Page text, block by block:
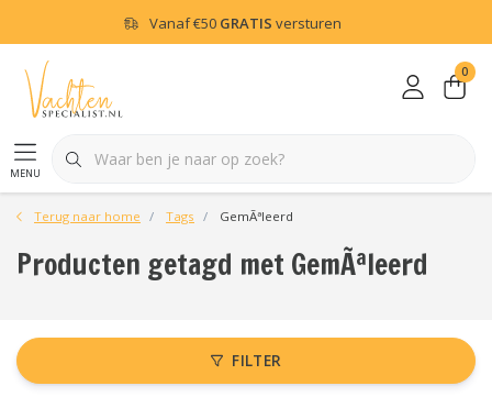
Vanaf€50 GRATIS versturen
menu
0
Terug naar home Tags GemÃªleerd
Producten getagd met GemÃªleerd
FILTER